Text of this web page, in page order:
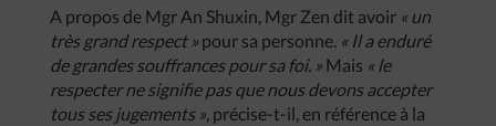
A propos de Mgr An Shuxin, Mgr Zen dit avoir « un
très grand respect » pour sa personne. « Il a enduré
de grandes souffrances pour sa foi. » Mais « le
respecter ne signifie pas que nous devons accepter
tous ses jugements », précise-t-il, en référence à la